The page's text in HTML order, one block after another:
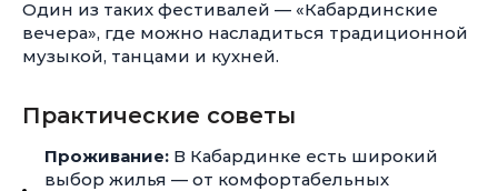
Один из таких фестивалей — «Кабардинские
вечера», где можно насладиться традиционной
музыкой, танцами и кухней.
Практические советы
Проживание: В Кабардинке есть широкий
выбор жилья — от комфортабельных